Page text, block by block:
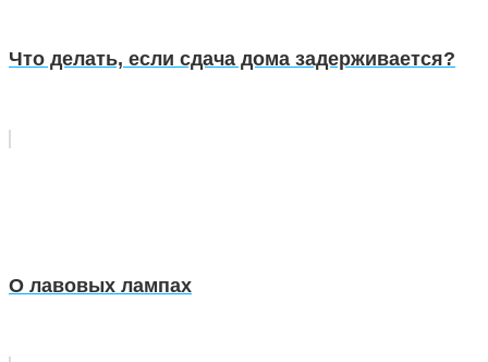
Что делать, если сдача дома задерживается?
О лавовых лампах